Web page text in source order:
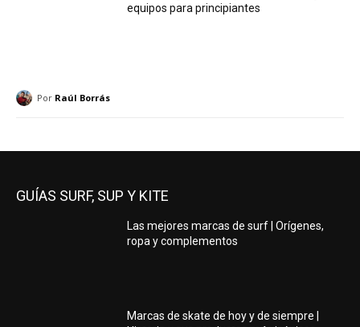
equipos para principiantes
Por Raúl Borrás
GUÍAS SURF, SUP Y KITE
Las mejores marcas de surf | Orígenes,
ropa y complementos
Marcas de skate de hoy y de siempre |